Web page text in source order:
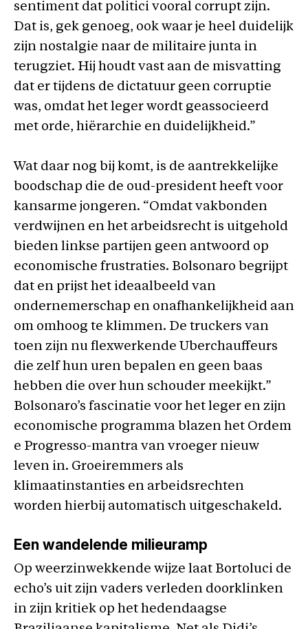
sentiment dat politici vooral corrupt zijn.
Dat is, gek genoeg, ook waar je heel duidelijk
zijn nostalgie naar de militaire junta in
terugziet. Hij houdt vast aan de misvatting
dat er tijdens de dictatuur geen corruptie
was, omdat het leger wordt geassocieerd
met orde, hiërarchie en duidelijkheid.”
Wat daar nog bij komt, is de aantrekkelijke
boodschap die de oud-president heeft voor
kansarme jongeren. “Omdat vakbonden
verdwijnen en het arbeidsrecht is uitgehold
bieden linkse partijen geen antwoord op
economische frustraties. Bolsonaro begrijpt
dat en prijst het ideaalbeeld van
ondernemerschap en onafhankelijkheid aan
om omhoog te klimmen. De truckers van
toen zijn nu flexwerkende Uberchauffeurs
die zelf hun uren bepalen en geen baas
hebben die over hun schouder meekijkt.”
Bolsonaro’s fascinatie voor het leger en zijn
economische programma blazen het Ordem
e Progresso-mantra van vroeger nieuw
leven in. Groeiremmers als
klimaatinstanties en arbeidsrechten
worden hierbij automatisch uitgeschakeld.
Een wandelende milieuramp
Op weerzinwekkende wijze laat Bortoluci de
echo’s uit zijn vaders verleden doorklinken
in zijn kritiek op het hedendaagse